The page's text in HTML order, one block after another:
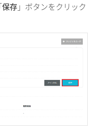
保存」ボタンをクリック